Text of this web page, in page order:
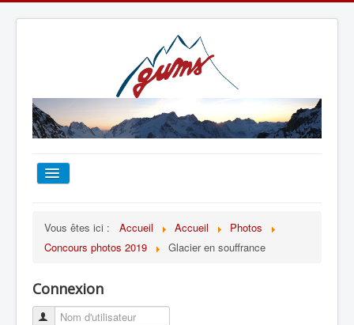
TOUT SUR LE GUMS
ESCALADE
Vous êtes ici : Accueil Accueil
Photos
Concours photos 2019
Glacier en souffrance
Connexion